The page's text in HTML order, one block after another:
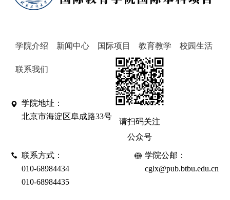
学院介绍 新闻中心 国际项目 教育教学 校园生活
联系我们
学院地址：
北京市海淀区阜成路33号
联系方式：
010-68984434
010-68984435
学院公邮：
cglx@pub.btbu.edu.cn
请扫码关注
公众号